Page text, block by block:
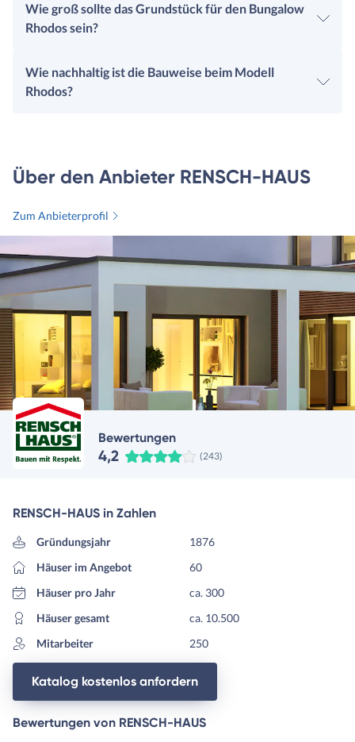
Wie groß sollte das Grundstück für den Bungalow
Rhodos sein?
Wie nachhaltig ist die Bauweise beim Modell
Rhodos?
Über den Anbieter RENSCH-HAUS
Zum Anbieterprofil
Bewertungen
4,2 (243)
RENSCH-HAUS in Zahlen
Gründungsjahr
1876
Häuser im Angebot
60
Häuser pro Jahr
ca. 300
Häuser gesamt
ca. 10.500
Mitarbeiter
250
Katalog kostenlos anfordern
Bewertungen von RENSCH-HAUS